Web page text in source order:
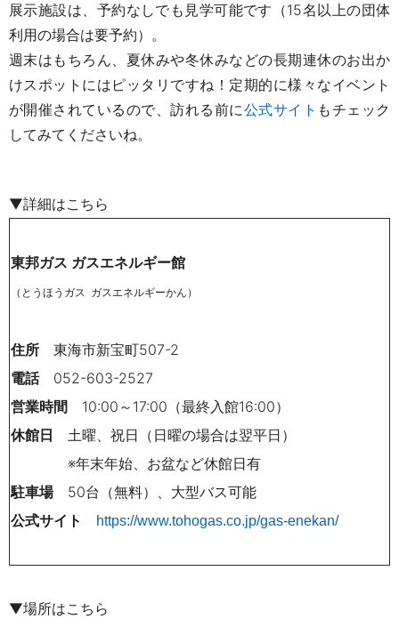
展示施設は、予約なしでも見学可能です（15名以上の団体
利用の場合は要予約）。
週末はもちろん、夏休みや冬休みなどの長期連休のお出か
けスポットにはピッタリですね！定期的に様々なイベント
が開催されているので、訪れる前に公式サイト もチェック
してみてくださいね。
▼詳細はこちら
東邦ガス ガスエネルギー館
（とうほうガス ガスエネルギーかん）
住所 東海市新宝町507-2
電話 052-603-2527
営業時間 10:00 ～ 17:00（最終入館16:00）
休館日 土曜、祝日（日曜の場合は翌平日）
※年末年始、お盆など休館日有
駐車場50台（無料）、大型バス可能
公式サイト
https://www.tohogas.co.jp/gas-enekan/
▼場所はこちら